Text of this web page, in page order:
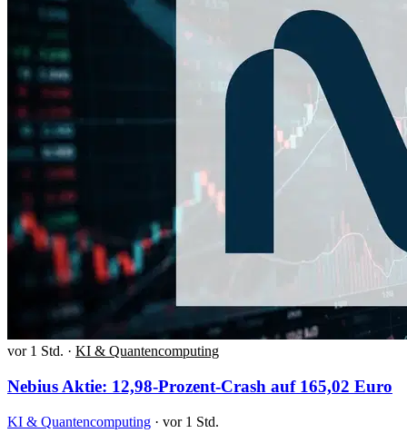
vor 1 Std. · KI & Quantencomputing
Nebius Aktie: 12,98-Prozent-Crash auf 165,02 Euro
KI & Quantencomputing · vor 1 Std.